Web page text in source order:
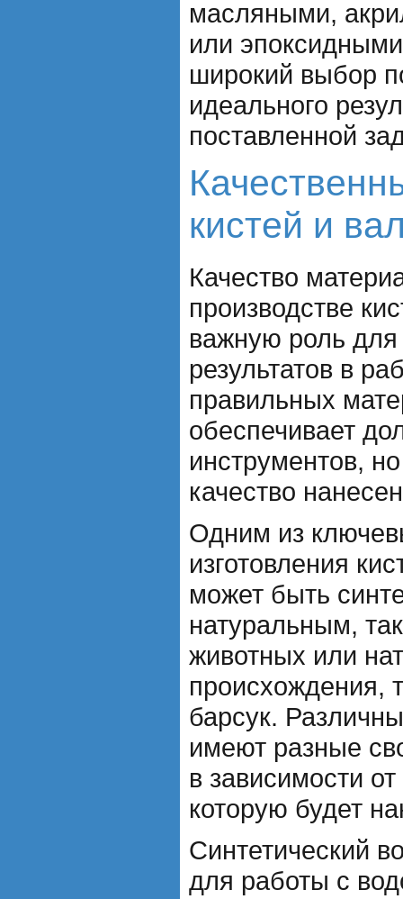
масляными,
или
широкий выбор
идеального
поставленной
кистей и
Качество
производстве
важную роль
результатов в
правильных
обеспечивает
инструментов,
качество
Одним из
изготовления
может быть
натуральным,
животных или
происхождения,
барсук.
имеют разные
в зависимости
которую будет
Синтетический
для работы с